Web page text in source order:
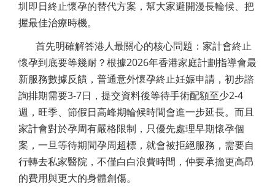
圳即日終止懷孕的替代方案，幫大家避開漫長輪候、把
握最佳治療時機。
首先明確解答港人最關心的核心問題：家計會終止
懷孕到底要等幾耐？根據2026年香港家庭計劃指導會最
新服務數據反饋，普通意外懷孕終止妊娠申請，初步諮
詢排期需要3-7日，提交資料後等待手術配額至少2-4
週，旺季、節假日高峰期輪候時間會進一步延長。而且
家計會對於孕周有嚴格限制，只優先處理早期懷孕個
案，一旦等待期間孕周超標，就會被拒絕服務，需要自
行轉去私家醫院，不僅白白浪費時間，仲要承擔更高昂
的費用與更大的身體創傷。